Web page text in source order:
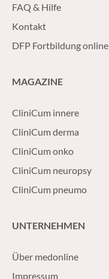
FAQ & Hilfe
Kontakt
DFP Fortbildung online
MAGAZINE
CliniCum innere
CliniCum derma
CliniCum onko
CliniCum neuropsy
CliniCum pneumo
UNTERNEHMEN
Über medonline
Impressum